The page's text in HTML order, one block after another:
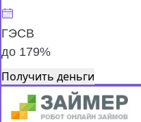
ГЭСВ
до 179%
Получить деньги